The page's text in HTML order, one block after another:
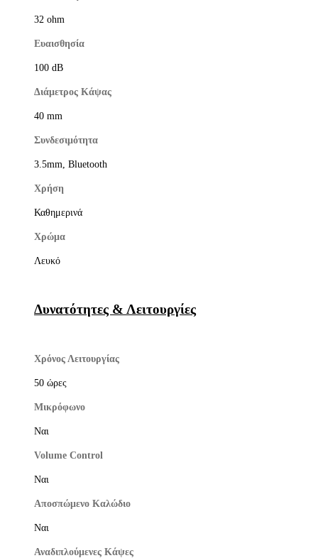
32 ohm
Ευαισθησία
100 dB
Διάμετρος Κάψας
40 mm
Συνδεσιμότητα
3.5mm, Bluetooth
Χρήση
Καθημερινά
Χρώμα
Λευκό
Δυνατότητες & Λειτουργίες
Χρόνος Λειτουργίας
50 ώρες
Μικρόφωνο
Ναι
Volume Control
Ναι
Αποσπώμενο Καλώδιο
Ναι
Αναδιπλούμενες Κάψες